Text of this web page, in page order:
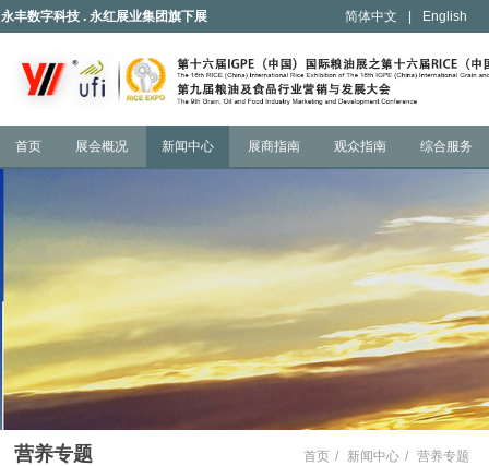
永丰数字科技 . 永红展业集团旗下展 简体中文 English
首页 展会概况 新闻中心 展商指南 观众指南 综合服务
营养专题 首页 / 新闻中心 / 营养专题